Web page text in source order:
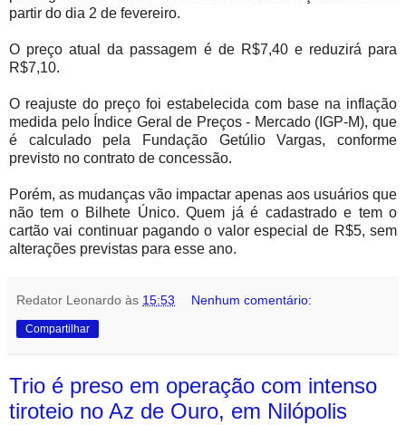
partir do dia 2 de fevereiro.
O preço atual da passagem é de R$7,40 e reduzirá para
R$7,10.
O reajuste do preço foi estabelecida com base na inflação
medida pelo Índice Geral de Preços - Mercado (IGP-M), que
é calculado pela Fundação Getúlio Vargas, conforme
previsto no contrato de concessão.
Porém, as mudanças vão impactar apenas aos usuários que
não tem o Bilhete Único. Quem já é cadastrado e tem o
cartão vai continuar pagando o valor especial de R$5, sem
alterações previstas para esse ano.
Redator Leonardo às 15:53 Nenhum comentário:
Compartilhar
Trio é preso em operação com intenso
tiroteio no Az de Ouro, em Nilópolis